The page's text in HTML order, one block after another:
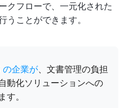
クフローで、一元化された
うことができます。
の企業が、文書管理の負担
動化ソリューションへの
す。